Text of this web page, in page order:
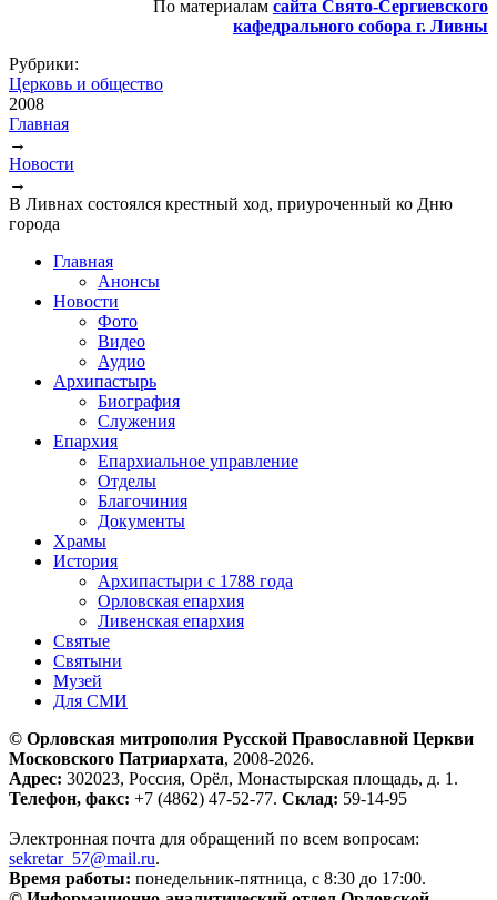
По материалам сайта Свято-Сергиевского
кафедрального собора г. Ливны
Рубрики:
Церковь и общество
2008
Вы здесь
Главная
→
Новости
→
В Ливнах состоялся крестный ход, приуроченный ко Дню
города
Главная
Анонсы
Новости
Фото
Видео
Аудио
Архипастырь
Биография
Служения
Епархия
Епархиальное управление
Отделы
Благочиния
Документы
Храмы
История
Архипастыри с 1788 года
Орловская епархия
Ливенская епархия
Святые
Святыни
Музей
Для СМИ
© Орловская митрополия Русской Православной Церкви
Московского Патриархата, 2008-2026.
Адрес: 302023, Россия, Орёл, Монастырская площадь, д. 1.
Телефон, факс: +7 (4862) 47-52-77. Склад: 59-14-95
Электронная почта для обращений по всем вопросам:
sekretar_57@mail.ru.
Время работы: понедельник-пятница, с 8:30 до 17:00.